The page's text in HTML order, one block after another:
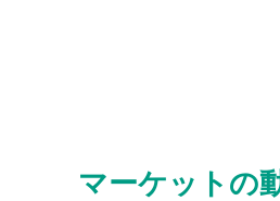
マーケットの